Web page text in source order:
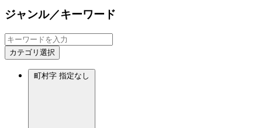
ジャンル／キーワード
カテゴリ選択
町村字 指定なし